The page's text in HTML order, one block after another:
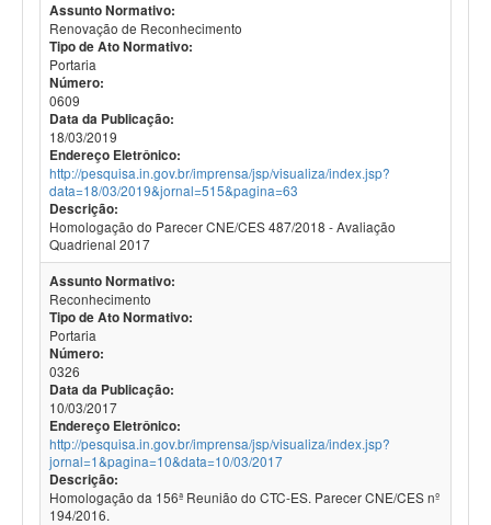
Assunto Normativo:
Renovação de Reconhecimento
Tipo de Ato Normativo:
Portaria
Número:
0609
Data da Publicação:
18/03/2019
Endereço Eletrônico:
http://pesquisa.in.gov.br/imprensa/jsp/visualiza/index.jsp?
data=18/03/2019&jornal=515&pagina=63
Descrição:
Homologação do Parecer CNE/CES 487/2018 - Avaliação
Quadrienal 2017
Assunto Normativo:
Reconhecimento
Tipo de Ato Normativo:
Portaria
Número:
0326
Data da Publicação:
10/03/2017
Endereço Eletrônico:
http://pesquisa.in.gov.br/imprensa/jsp/visualiza/index.jsp?
jornal=1&pagina=10&data=10/03/2017
Descrição:
Homologação da 156ª Reunião do CTC-ES. Parecer CNE/CES nº
194/2016.